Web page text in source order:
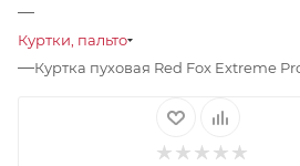
—
Куртки, пальто
—Куртка пуховая Red Fox Extreme